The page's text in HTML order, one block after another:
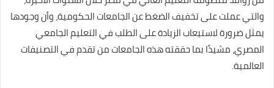
والتي عملت على تخفيف الضغط عن الجامعات الحكومية، وأن وجودها
يمثل ضرورة لاستيعاب الزيادة على الطلب في التعليم الجامعي
المصري، مشيدًا بما حققته هذه الجامعات من تقدم في التصنيفات
العالمية.